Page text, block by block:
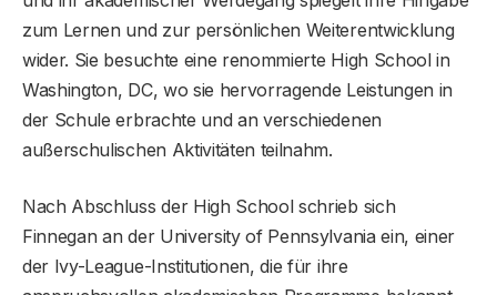
zum Lernen und zur persönlichen Weiterentwicklung
wider. Sie besuchte eine renommierte High School in
Washington, DC, wo sie hervorragende Leistungen in
der Schule erbrachte und an verschiedenen
außerschulischen Aktivitäten teilnahm.
Nach Abschluss der High School schrieb sich
Finnegan an der University of Pennsylvania ein, einer
der Ivy-League-Institutionen, die für ihre